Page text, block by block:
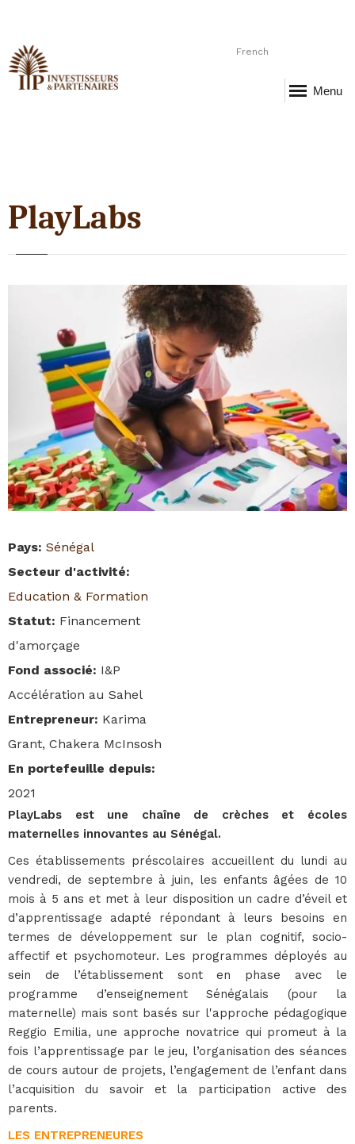
French
Menu
PlayLabs
Pays: Sénégal
Secteur d'activité:
Education & Formation
Statut: Financement
d'amorçage
Fond associé: I&P
Accélération au Sahel
Entrepreneur: Karima
Grant, Chakera McInsosh
En portefeuille depuis:
2021
PlayLabs est une chaîne de crèches et écoles
maternelles innovantes au Sénégal.
Ces établissements préscolaires accueillent du lundi au
vendredi, de septembre à juin, les enfants âgées de 10
mois à 5 ans et met à leur disposition un cadre d’éveil et
d’apprentissage adapté répondant à leurs besoins en
termes de développement sur le plan cognitif, socio-
affectif et psychomoteur. Les programmes déployés au
sein de l’établissement sont en phase avec le
programme d’enseignement Sénégalais (pour la
maternelle) mais sont basés sur l'approche pédagogique
Reggio Emilia, une approche novatrice qui promeut à la
fois l’apprentissage par le jeu, l’organisation des séances
de cours autour de projets, l’engagement de l’enfant dans
l’acquisition du savoir et la participation active des
parents.
LES ENTREPRENEURES